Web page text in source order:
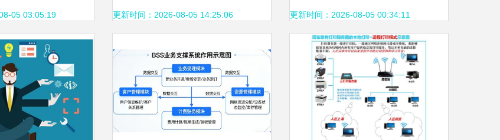
05 03:05:19 护服务成关键
更新时间：2026-08-05 14:25:06 更新时间：2026-08-05 00:34:11